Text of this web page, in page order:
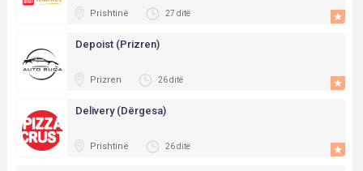
Prishtinë 27 ditë
Depoist (Prizren)
Prizren 26 ditë
Delivery (Dërgesa)
Prishtinë 26 ditë